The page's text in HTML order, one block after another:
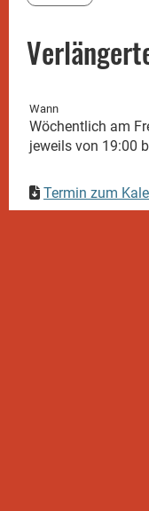
Wann
Wöchentlich am
jeweils von 19:00
Termin zum